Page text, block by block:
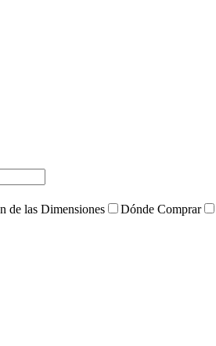
de las Dimensiones Dónde Comprar